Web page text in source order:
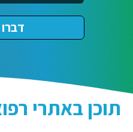
תוכן באתרי